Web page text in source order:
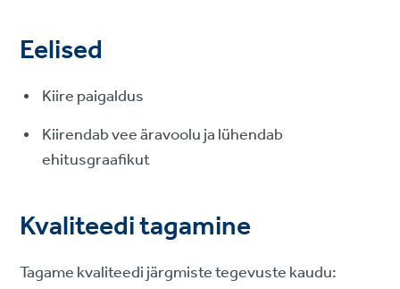
Eelised
Kiire paigaldus
Kiirendab vee äravoolu ja lühendab
ehitusgraafikut
Kvaliteedi tagamine
Tagame kvaliteedi järgmiste tegevuste kaudu: